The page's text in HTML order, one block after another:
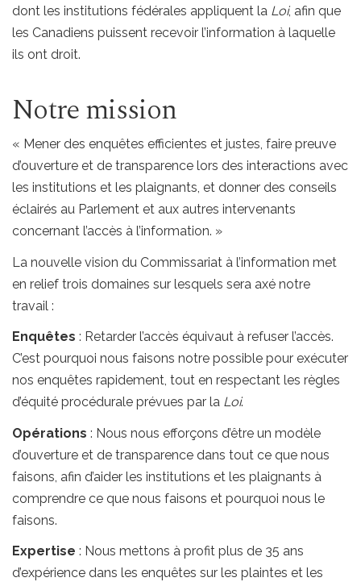
dont les institutions fédérales appliquent la Loi, afin que
les Canadiens puissent recevoir l’information à laquelle
ils ont droit.
Notre mission
« Mener des enquêtes efficientes et justes, faire preuve
d’ouverture et de transparence lors des interactions avec
les institutions et les plaignants, et donner des conseils
éclairés au Parlement et aux autres intervenants
concernant l’accès à l’information. »
La nouvelle vision du Commissariat à l’information met
en relief trois domaines sur lesquels sera axé notre
travail :
Enquêtes : Retarder l’accès équivaut à refuser l’accès.
C’est pourquoi nous faisons notre possible pour exécuter
nos enquêtes rapidement, tout en respectant les règles
d’équité procédurale prévues par la Loi.
Opérations : Nous nous efforçons d’être un modèle
d’ouverture et de transparence dans tout ce que nous
faisons, afin d’aider les institutions et les plaignants à
comprendre ce que nous faisons et pourquoi nous le
faisons.
Expertise : Nous mettons à profit plus de 35 ans
d’expérience dans les enquêtes sur les plaintes et les